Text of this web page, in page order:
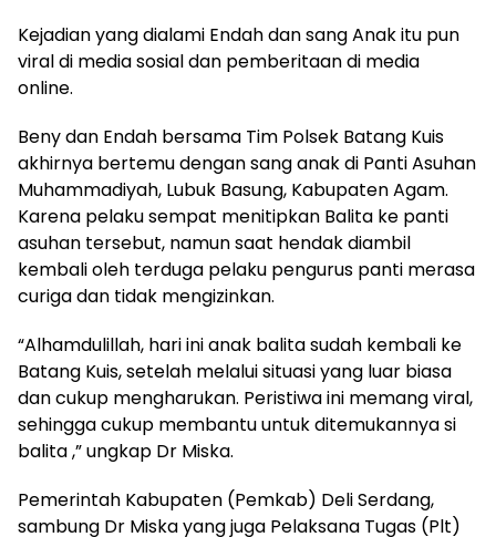
Kejadian yang dialami Endah dan sang Anak itu pun
viral di media sosial dan pemberitaan di media
online.
Beny dan Endah bersama Tim Polsek Batang Kuis
akhirnya bertemu dengan sang anak di Panti Asuhan
Muhammadiyah, Lubuk Basung, Kabupaten Agam.
Karena pelaku sempat menitipkan Balita ke panti
asuhan tersebut, namun saat hendak diambil
kembali oleh terduga pelaku pengurus panti merasa
curiga dan tidak mengizinkan.
“Alhamdulillah, hari ini anak balita sudah kembali ke
Batang Kuis, setelah melalui situasi yang luar biasa
dan cukup mengharukan. Peristiwa ini memang viral,
sehingga cukup membantu untuk ditemukannya si
balita ,” ungkap Dr Miska.
Pemerintah Kabupaten (Pemkab) Deli Serdang,
sambung Dr Miska yang juga Pelaksana Tugas (Plt)